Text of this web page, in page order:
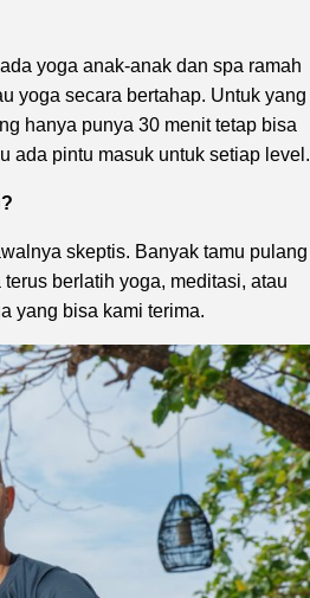
yoga anak-anak dan spa ramah
yoga secara bertahap. Untuk yang
hanya punya 30 menit tetap bisa
ada pintu masuk untuk setiap level.
skeptis. Banyak tamu pulang
berlatih yoga, meditasi, atau
yang bisa kami terima.